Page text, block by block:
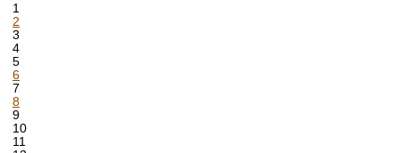
1
2
3
4
5
6
7
8
9
10
11